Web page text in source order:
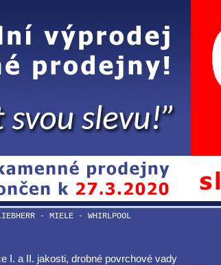
- MIELE - WHIRLPOOL
I. a II. jakosti, drobné povrchové vady